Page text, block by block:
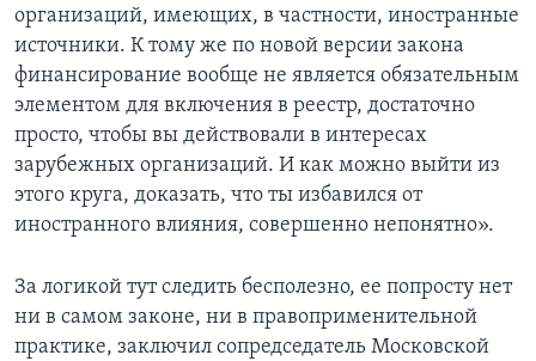
организаций, имеющих, в частности, иностранные
источники. К тому же по новой версии закона
финансирование вообще не является обязательным
элементом для включения в реестр, достаточно
просто, чтобы вы действовали в интересах
зарубежных организаций. И как можно выйти из
этого круга, доказать, что ты избавился от
иностранного влияния, совершенно непонятно».
За логикой тут следить бесполезно, ее попросту нет
ни в самом законе, ни в правоприменительной
практике, заключил сопредседатель Московской